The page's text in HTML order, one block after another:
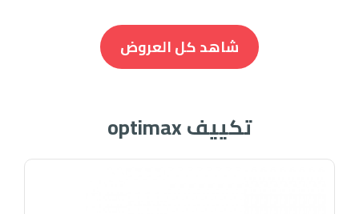
شاهد كل العروض
تكييف optimax